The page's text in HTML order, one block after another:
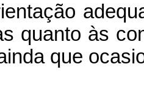
quanto às
que